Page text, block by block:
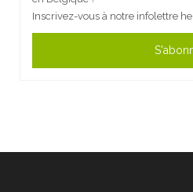
Inscrivez-vous à notre infolettre